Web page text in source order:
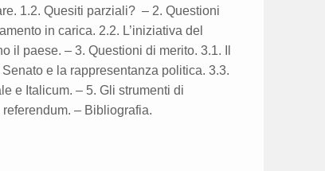
1.2. Quesiti parziali? – 2. Questioni
in carica. 2.2. L’iniziativa del
il paese. – 3. Questioni di merito. 3.1. Il
e la rappresentanza politica. 3.3.
e Italicum. – 5. Gli strumenti di
– Bibliografia.